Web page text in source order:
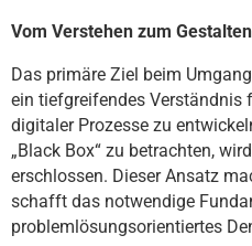
Ayuda
DE EN ES
Vom Verstehen zum Gestalten
Das primäre Ziel beim
ein tiefgreifendes Verständnis
digitaler Prozesse zu
„Black Box“ zu betrachten,
erschlossen. Dieser Ansatz
schafft das notwendige
problemlösungsorientiertes